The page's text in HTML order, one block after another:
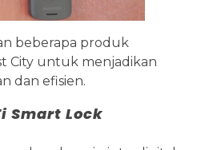
beberapa produk
City untuk menjadikan
dan efisien.
Smart Lock